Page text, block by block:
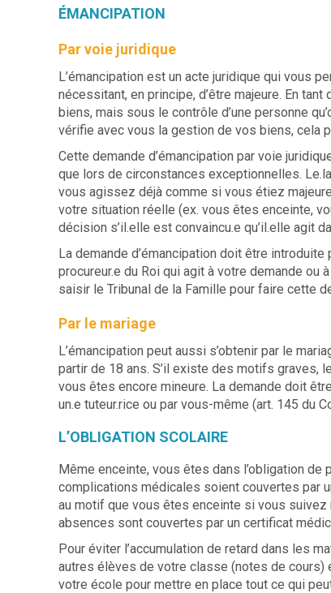
ÉMANCIPATION
Par voie juridique
L’émancipation est un acte juridique qui vous
nécessitant, en principe, d’être majeure. En
biens, mais sous le contrôle d’une personne
vérifie avec vous la gestion de vos biens, cela
Cette demande d’émancipation par voie
que lors de circonstances exceptionnelles.
vous agissez déjà comme si vous étiez
votre situation réelle (ex. vous êtes enceinte,
décision s’il.elle est convaincu.e qu’il.elle agit
La demande d’émancipation doit être
procureur.e du Roi qui agit à votre demande
saisir le Tribunal de la Famille pour faire cette
Par le mariage
L’émancipation peut aussi s’obtenir par le
partir de 18 ans. S’il existe des motifs graves,
vous êtes encore mineure. La demande doit
un.e tuteur.rice ou par vous-même (art. 145 du
L’OBLIGATION SCOLAIRE
Même enceinte, vous êtes dans l’obligation
complications médicales soient couvertes par
au motif que vous êtes enceinte si vous suivez
absences sont couvertes par un certificat
Pour éviter l’accumulation de retard dans les
autres élèves de votre classe (notes de cours)
votre école pour mettre en place tout ce qui